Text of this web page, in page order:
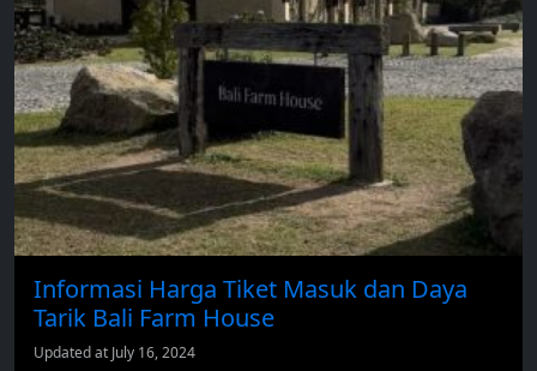
Informasi Harga Tiket Masuk dan Daya
Tarik Bali Farm House
Updated at July 16, 2024